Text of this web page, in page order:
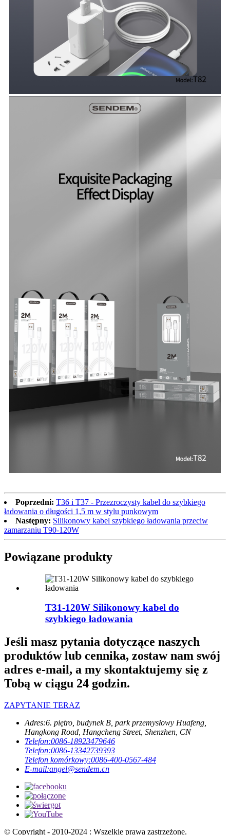
Poprzedni: T36 i T37 - Przezroczysty kabel do szybkiego
ładowania o długości 1,5 m w stylu punkowym
Następny: Silikonowy kabel szybkiego ładowania przeciw
zamarzaniu T90-120W
Powiązane produkty
T31-120W Silikonowy kabel do
szybkiego ładowania
Jeśli masz pytania dotyczące naszych
produktów lub cennika, zostaw nam swój
adres e-mail, a my skontaktujemy się z
Tobą w ciągu 24 godzin.
ZAPYTANIE TERAZ
Adres:6. piętro, budynek B, park przemysłowy Huafeng,
Hangkong Road, Hangcheng Street, Shenzhen, CN
Telefon:0086-18923479646
Telefon:0086-13342739393
Telefon komórkowy:0086-400-0567-484
E-mail:angel@sendem.cn
© Copyright - 2010-2024 : Wszelkie prawa zastrzeżone.